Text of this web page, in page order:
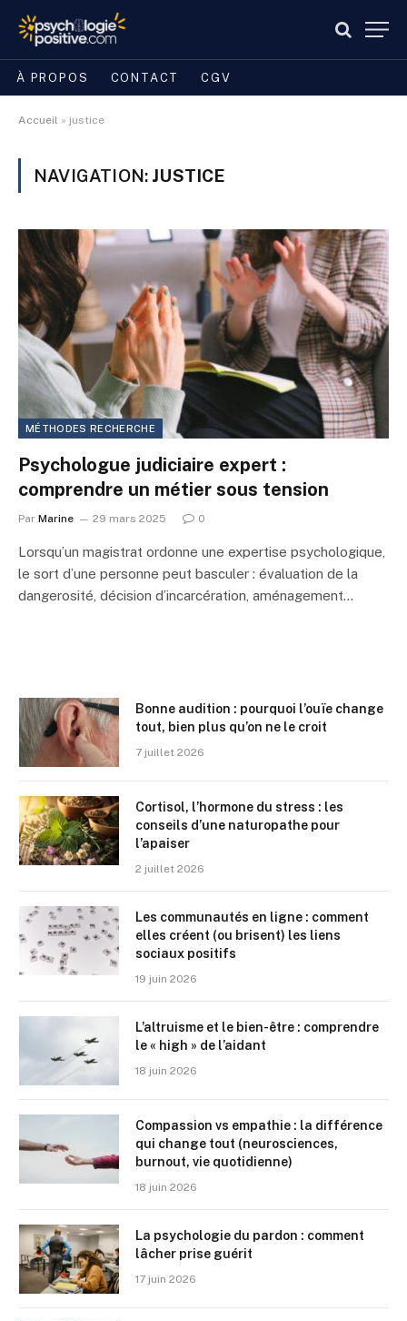
À PROPOS CONTACT CGV
Accueil » justice
NAVIGATION: JUSTICE
MÉTHODES RECHERCHE
Psychologue judiciaire expert :
comprendre un métier sous tension
Par Marine 29 mars 2025 0
Lorsqu’un magistrat ordonne une expertise psychologique,
le sort d’une personne peut basculer : évaluation de la
dangerosité, décision d’incarcération, aménagement…
Bonne audition : pourquoi l’ouïe change
tout, bien plus qu’on ne le croit
7 juillet 2026
Cortisol, l’hormone du stress : les
conseils d’une naturopathe pour
l’apaiser
2 juillet 2026
Les communautés en ligne : comment
elles créent (ou brisent) les liens
sociaux positifs
19 juin 2026
L’altruisme et le bien-être : comprendre
le « high » de l’aidant
18 juin 2026
Compassion vs empathie : la différence
qui change tout (neurosciences,
burnout, vie quotidienne)
18 juin 2026
La psychologie du pardon : comment
lâcher prise guérit
17 juin 2026